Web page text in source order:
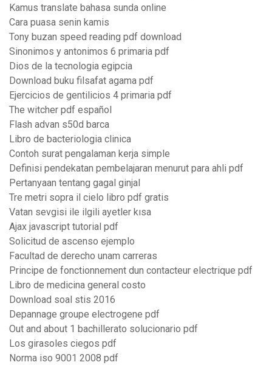
Kamus translate bahasa sunda online
Cara puasa senin kamis
Tony buzan speed reading pdf download
Sinonimos y antonimos 6 primaria pdf
Dios de la tecnologia egipcia
Download buku filsafat agama pdf
Ejercicios de gentilicios 4 primaria pdf
The witcher pdf español
Flash advan s50d barca
Libro de bacteriologia clinica
Contoh surat pengalaman kerja simple
Definisi pendekatan pembelajaran menurut para ahli pdf
Pertanyaan tentang gagal ginjal
Tre metri sopra il cielo libro pdf gratis
Vatan sevgisi ile ilgili ayetler kısa
Ajax javascript tutorial pdf
Solicitud de ascenso ejemplo
Facultad de derecho unam carreras
Principe de fonctionnement dun contacteur electrique pdf
Libro de medicina general costo
Download soal stis 2016
Depannage groupe electrogene pdf
Out and about 1 bachillerato solucionario pdf
Los girasoles ciegos pdf
Norma iso 9001 2008 pdf